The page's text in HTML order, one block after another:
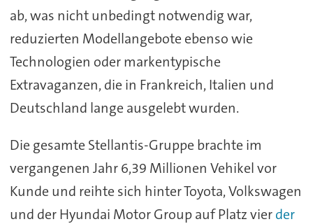
ab, was nicht unbedingt notwendig war,
reduzierten Modellangebote ebenso wie
Technologien oder markentypische
Extravaganzen, die in Frankreich, Italien und
Deutschland lange ausgelebt wurden.
Die gesamte Stellantis-Gruppe brachte im
vergangenen Jahr 6,39 Millionen Vehikel vor
Kunde und reihte sich hinter Toyota, Volkswagen
und der Hyundai Motor Group auf Platz vierder